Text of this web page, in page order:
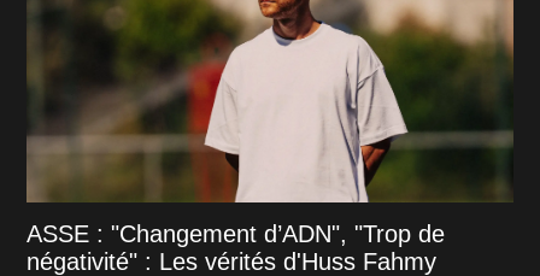
ASSE : "Changement d’ADN", "Trop de
négativité" : Les vérités d'Huss Fahmy